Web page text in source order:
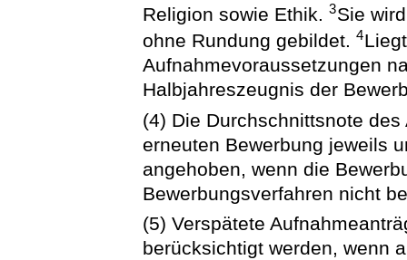
Religion sowie Ethik.3Sie
ohne Rundung gebildet.4
Aufnahmevoraussetzungen
Halbjahreszeugnis der
(4) Die Durchschnittsnote
erneuten Bewerbung jeweils
angehoben, wenn die
Bewerbungsverfahren nicht
(5) Verspätete
berücksichtigt werden, wenn